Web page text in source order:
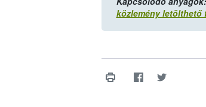
közlemény letölthető